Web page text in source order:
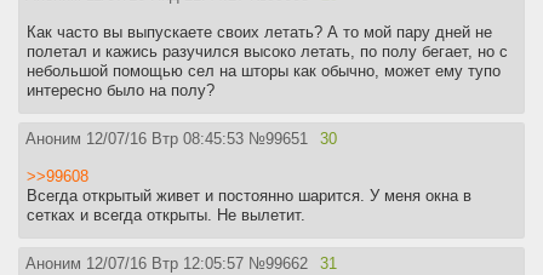
Как часто вы выпускаете своих летать? А то мой пару дней не
полетал и кажись разучился высоко летать, по полу бегает, но с
небольшой помощью сел на шторы как обычно, может ему тупо
интересно было на полу?
Аноним 12/07/16 Втр 08:45:53 №99651 30
>>99608
Всегда открытый живет и постоянно шарится. У меня окна в
сетках и всегда открыты. Не вылетит.
Аноним 12/07/16 Втр 12:05:57 №99662 31